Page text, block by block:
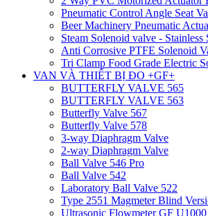
Pneumatic Control Angle Seat
Beer Machinery Pneumatic
Steam Solenoid valve - Stainless
Anti Corrosive PTFE Solenoid
Tri Clamp Food Grade Electric
VAN VÀ THIẾT BỊ ĐO +GF+
BUTTERFLY VALVE 565
BUTTERFLY VALVE 563
Butterfly Valve 567
Butterfly Valve 578
3-way Diaphragm Valve
2-way Diaphragm Valve
Ball Valve 546 Pro
Ball Valve 542
Laboratory Ball Valve 522
Type 2551 Magmeter Blind
Ultrasonic Flowmeter GF